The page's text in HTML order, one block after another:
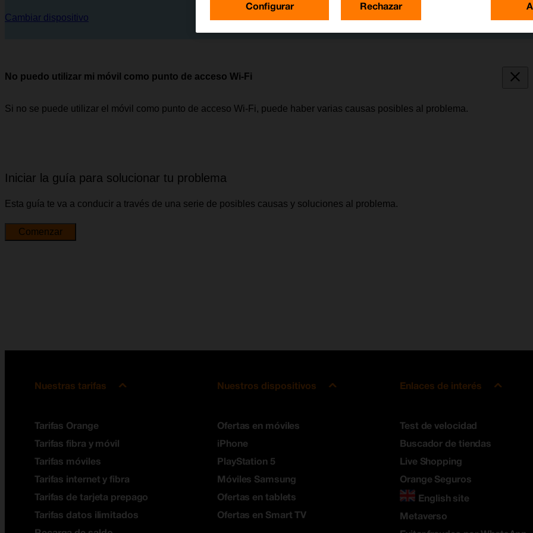
Cambiar dispositivo
No puedo utilizar mi móvil como punto de acceso Wi-Fi
Si no se puede utilizar el móvil como punto de acceso Wi-Fi, puede haber varias causas posibles al problema.
Iniciar la guía para solucionar tu problema
Esta guía te va a conducir a través de una serie de posibles causas y soluciones al problema.
Comenzar
Nuestras tarifas
Tarifas Orange
Tarifas fibra y móvil
Tarifas móviles
Tarifas internet y fibra
Tarifas de tarjeta prepago
Tarifas datos ilimitados
Nuestros dispositivos
Ofertas en móviles
iPhone
PlayStation 5
Móviles Samsung
Ofertas en tablets
Ofertas en Smart TV
Enlaces de interés
Test de velocidad
Buscador de tiendas
Live Shopping
Orange Seguros
English site
Metaverso
Configurar Rechazar